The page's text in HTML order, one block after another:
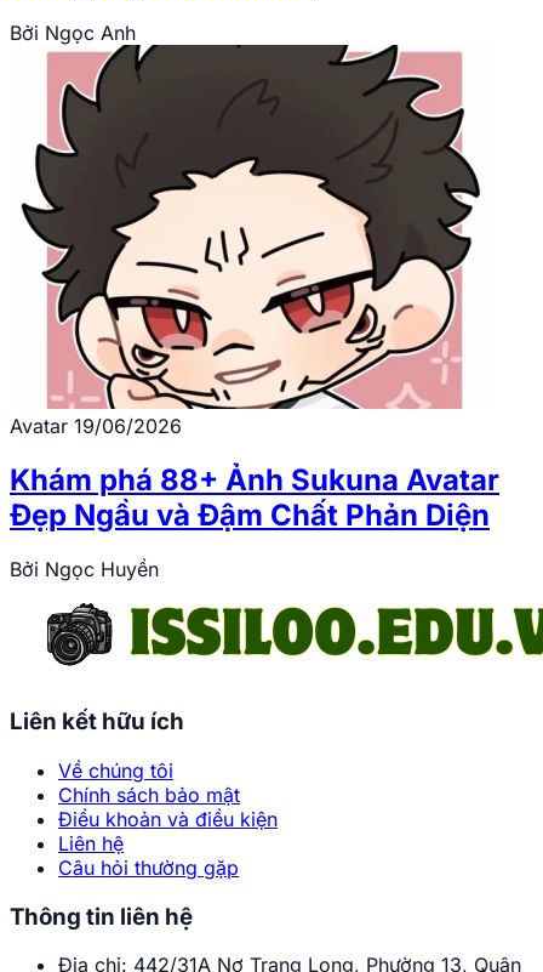
Bởi Ngọc Anh
Avatar 19/06/2026
Khám phá 88+ Ảnh Sukuna Avatar
Đẹp Ngầu và Đậm Chất Phản Diện
Bởi Ngọc Huyền
Liên kết hữu ích
Về chúng tôi
Chính sách bảo mật
Điều khoản và điều kiện
Liên hệ
Câu hỏi thường gặp
Thông tin liên hệ
Địa chỉ: 442/31A Nơ Trang Long, Phường 13, Quận